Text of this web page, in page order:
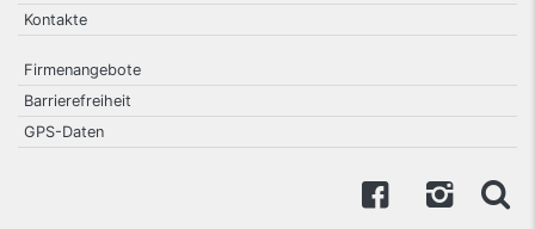
Kontakte
Firmenangebote
Barrierefreiheit
GPS-Daten